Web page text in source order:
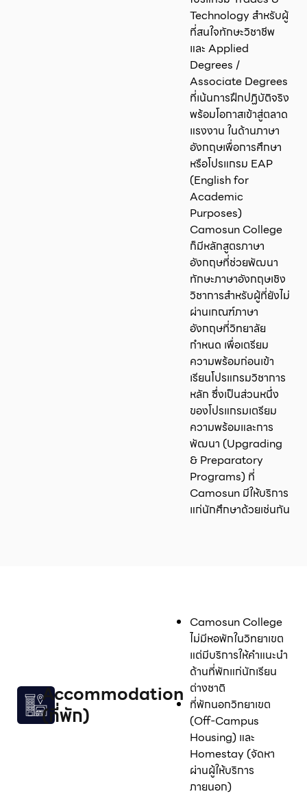
Technology สำหรับผู้
ที่สนใจทักษะวิชาชีพ
และ Applied
Degrees /
Associate Degrees
ที่เน้นการฝึกปฏิบัติจริง
พร้อมโอกาสเข้าสู่ตลาด
แรงงาน ในด้านภาษา
อังกฤษเพื่อการศึกษา
หรือโปรแกรม EAP
(English for
Academic
Purposes)
Camosun College
ก็มีหลักสูตรภาษา
อังกฤษที่ช่วยพัฒนา
ทักษะภาษาอังกฤษเชิง
วิชาการสำหรับผู้ที่ยังไม่
ผ่านเกณฑ์ภาษา
อังกฤษที่วิทยาลัย
กำหนด เพื่อเตรียม
ความพร้อมก่อนเข้า
เรียนโปรแกรมวิชาการ
หลัก ซึ่งเป็นส่วนหนึ่ง
ของโปรแกรมเตรียม
ความพร้อมและการ
พัฒนา (Upgrading
& Preparatory
Programs) ที่
Camosun มีให้บริการ
แก่นักศึกษาด้วยเช่นกัน
Accommodation
(ที่พัก)
Camosun College
ไม่มีหอพักในวิทยาเขต
แต่มีบริการให้คำแนะนำ
ด้านที่พักแก่นักเรียน
ต่างชาติ
ที่พักนอกวิทยาเขต
(Off-Campus
Housing) และ
Homestay (จัดหา
ผ่านผู้ให้บริการ
ภายนอก)